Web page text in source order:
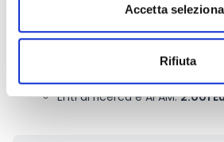
Accetta
Rifiuta
5.904 Euro.
Università, Enti di ricerca e AFAM
Enti di ricerca e AFAM:2.001